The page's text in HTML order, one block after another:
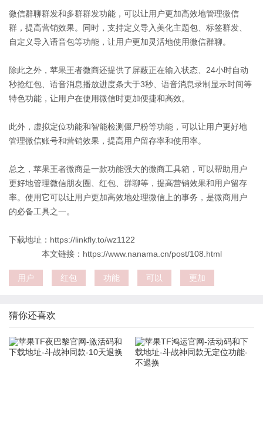
微信群聊群发和多群群发功能，可以让用户更加高效地管理微信
群，提高营销效果。同时，支持定义导入美化主题包、标签群发、
自定义导入语音包等功能，让用户更加灵活地使用微信群聊。
除此之外，苹果王者微商还提供了屏蔽正在输入状态、24小时自动
秒抢红包、语音消息播放进度条大于3秒、语音消息录制显示时间等
特色功能，让用户在使用微信时更加便捷和高效。
此外，虚拟定位功能和智能检测僵尸粉等功能，可以让用户更好地
管理微信账号和营销效果，提高用户留存率和使用率。
总之，苹果王者微商是一款功能强大的微商工具箱，可以帮助用户
更好地管理微信朋友圈、红包、群聊等，提高营销效果和用户留存
率。使用它可以让用户更加高效地处理微信上的事务，是微商用户
的必备工具之一。
下载地址：https://linkfly.to/wz1122
本文链接：https://www.nanama.cn/post/108.html
用户 红包 功能 可以 更加
猜你还喜欢